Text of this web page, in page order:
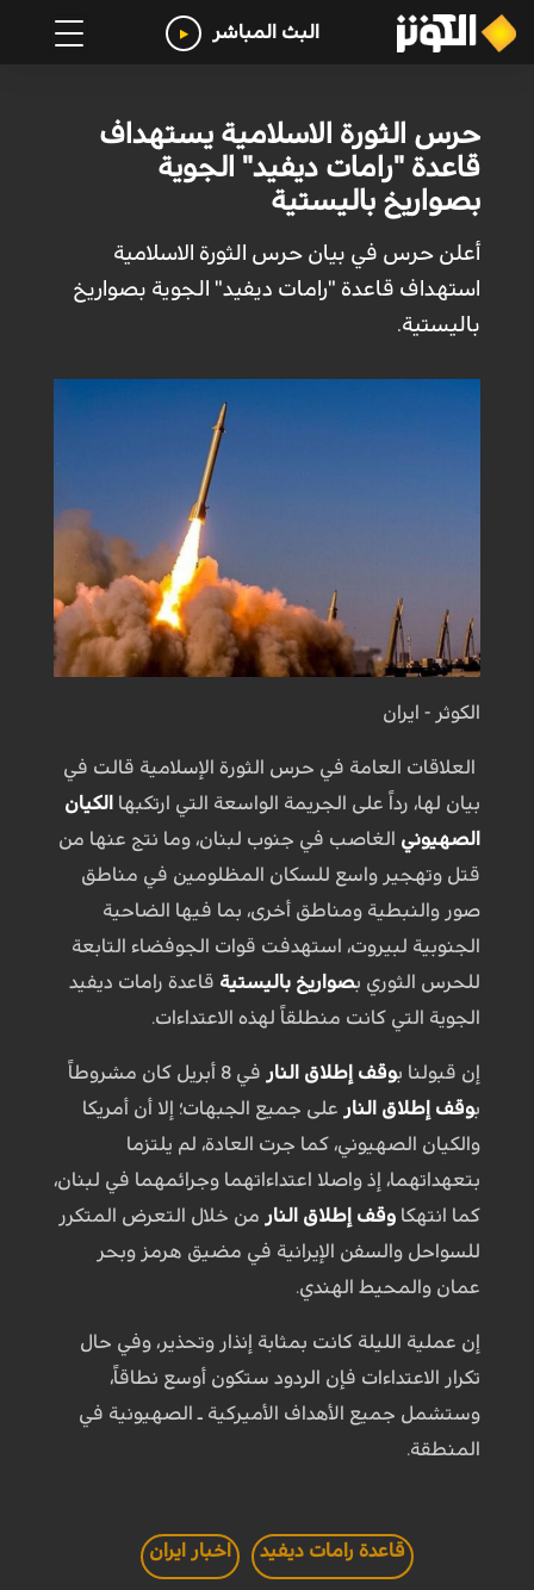
البث المباشر
حرس الثورة الاسلامية يستهداف
قاعدة "رامات ديفيد" الجوية
بصواريخ باليستية
أعلن حرس في بيان حرس الثورة الاسلامية
استهداف قاعدة "رامات ديفيد" الجوية بصواريخ
باليستية.
الكوثر - ايران
العلاقات العامة في حرس الثورة الإسلامية قالت في
بيان لها، رداً على الجريمة الواسعة التي ارتكبها الكيان
الصهيوني الغاصب في جنوب لبنان، وما نتج عنها من
قتل وتهجير واسع للسكان المظلومين في مناطق
صور والنبطية ومناطق أخرى، بما فيها الضاحية
الجنوبية لبيروت، استهدفت قوات الجوفضاء التابعة
للحرس الثوري بصواريخ باليستية قاعدة رامات ديفيد
الجوية التي كانت منطلقاً لهذه الاعتداءات.
إن قبولنا بوقف إطلاق النار
في 8 أبريل كان مشروطاً
بوقف إطلاق النار على جميع الجبهات؛ إلا أن أمريكا
والكيان الصهيوني، كما جرت العادة، لم يلتزما
بتعهداتهما، إذ واصلا اعتداءاتهما وجرائمهما في لبنان،
كما انتهكا وقف إطلاق النار من خلال التعرض المتكرر
للسواحل والسفن الإيرانية في مضيق هرمز وبحر
عمان والمحيط الهندي.
إن عملية الليلة كانت بمثابة إنذار وتحذير، وفي حال
تكرار الاعتداءات فإن الردود ستكون أوسع نطاقاً،
وستشمل جميع الأهداف الأميركية ـ الصهيونية في
المنطقة.
قاعدة رامات ديفيد اخبار ايران